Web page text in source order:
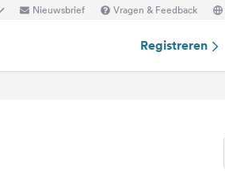
Nieuwsbrief Vragen & Feedback
Registreren